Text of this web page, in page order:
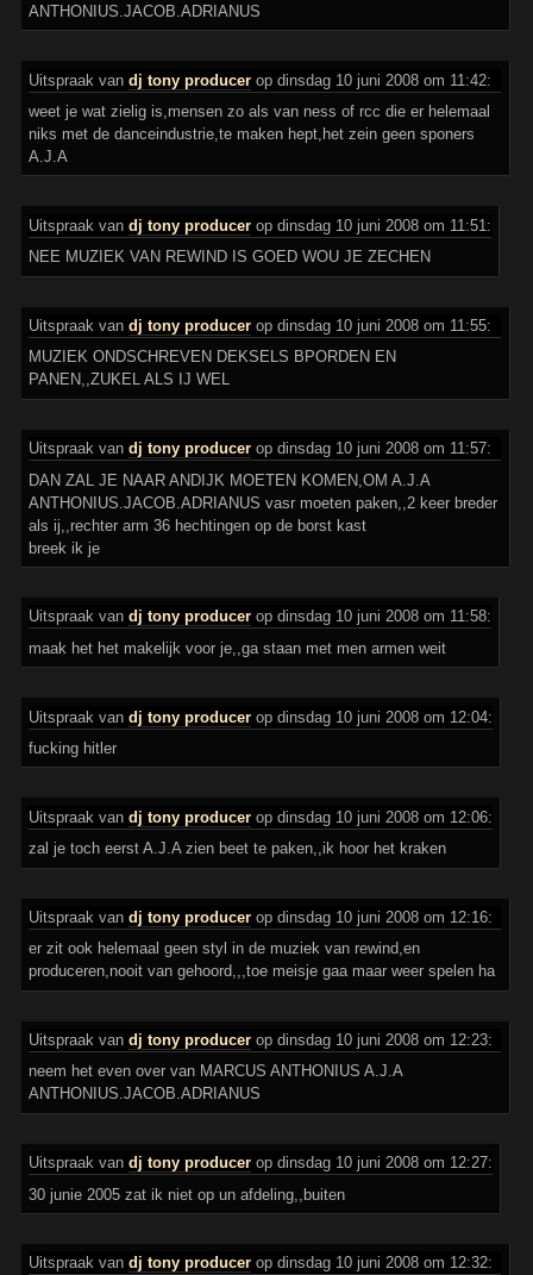
ANTHONIUS.JACOB.ADRIANUS
Uitspraak vandj tony producer op dinsdag 10 juni 2008 om 11:42:
weet je wat zielig is,mensen zo als van ness of rcc die er helemaal
niks met de danceindustrie,te maken hept,het zein geen sponers
A.J.A
Uitspraak vandj tony producer op dinsdag 10 juni 2008 om 11:51:
NEE MUZIEK VAN REWIND IS GOED WOU JE ZECHEN
Uitspraak vandj tony producer op dinsdag 10 juni 2008 om 11:55:
MUZIEK ONDSCHREVEN DEKSELS BPORDEN EN
PANEN,,ZUKEL ALS IJ WEL
Uitspraak vandj tony producer op dinsdag 10 juni 2008 om 11:57:
DAN ZAL JE NAAR ANDIJK MOETEN KOMEN,OM A.J.A
ANTHONIUS.JACOB.ADRIANUS vasr moeten paken,,2 keer breder
als ij,,rechter arm 36 hechtingen op de borst kast
breek ik je
Uitspraak vandj tony producer op dinsdag 10 juni 2008 om 11:58:
maak het het makelijk voor je,,ga staan met men armen weit
Uitspraak vandj tony producer op dinsdag 10 juni 2008 om 12:04:
fucking hitler
Uitspraak vandj tony producer op dinsdag 10 juni 2008 om 12:06:
zal je toch eerst A.J.A zien beet te paken,,ik hoor het kraken
Uitspraak vandj tony producer op dinsdag 10 juni 2008 om 12:16:
er zit ook helemaal geen styl in de muziek van rewind,en
produceren,nooit van gehoord,,,toe meisje gaa maar weer spelen ha
Uitspraak vandj tony producer op dinsdag 10 juni 2008 om 12:23:
neem het even over van MARCUS ANTHONIUS A.J.A
ANTHONIUS.JACOB.ADRIANUS
Uitspraak vandj tony producer op dinsdag 10 juni 2008 om 12:27:
30 junie 2005 zat ik niet op un afdeling,,buiten
Uitspraak vandj tony producer op dinsdag 10 juni 2008 om 12:32: